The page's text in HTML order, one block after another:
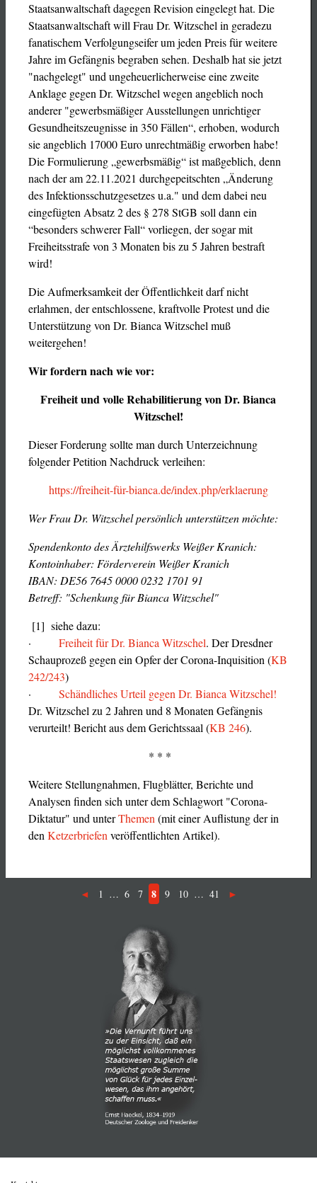
Staatsanwaltschaft dagegen Revision eingelegt hat. Die
Staatsanwaltschaft will Frau Dr. Witzschel in geradezu
fanatischem Verfolgungseifer um jeden Preis für weitere
Jahre im Gefängnis begraben sehen. Deshalb hat sie jetzt
"nachgelegt" und ungeheuerlicherweise eine zweite
Anklage gegen Dr. Witzschel wegen angeblich noch
anderer "gewerbsmäßiger Ausstellungen unrichtiger
Gesundheitszeugnisse in 350 Fällen“, erhoben, wodurch
sie angeblich 17000 Euro unrechtmäßig erworben habe!
Die Formulierung „gewerbsmäßig“ ist maßgeblich, denn
nach der am 22.11.2021 durchgepeitschten „Änderung
des Infektionsschutzgesetzes u.a." und dem dabei neu
eingefügten Absatz 2 des § 278 StGB soll dann ein
“besonders schwerer Fall“ vorliegen, der sogar mit
Freiheitsstrafe von 3 Monaten bis zu 5 Jahren bestraft
wird!
Die Aufmerksamkeit der Öffentlichkeit darf nicht
erlahmen, der entschlossene, kraftvolle Protest und die
Unterstützung von Dr. Bianca Witzschel muß
weitergehen!
Wir fordern nach wie vor:
Freiheit und volle Rehabilitierung von Dr. Bianca
Witzschel!
Dieser Forderung sollte man durch Unterzeichnung
folgender Petition Nachdruck verleihen:
https://freiheit-für-bianca.de/index.php/erklaerung
Wer Frau Dr. Witzschel persönlich unterstützen möchte:
Spendenkonto des Ärztehilfswerks Weißer Kranich:
Kontoinhaber: Förderverein Weißer Kranich
IBAN: DE56 7645 0000 0232 1701 91
Betreff: "Schenkung für Bianca Witzschel"
[1] siehe dazu:
· Freiheit für Dr. Bianca Witzschel. Der Dresdner
Schauprozeß gegen ein Opfer der Corona-Inquisition (KB
242/243)
· Schändliches Urteil gegen Dr. Bianca Witzschel!
Dr. Witzschel zu 2 Jahren und 8 Monaten Gefängnis
verurteilt! Bericht aus dem Gerichtssaal (KB 246).
* * *
Weitere Stellungnahmen, Flugblätter, Berichte und
Analysen finden sich unter dem Schlagwort "Corona-
Diktatur" und unterThemen(mit einer Auflistung der in
denKetzerbriefenveröffentlichten Artikel).
1 … 6 7 8 9 10 … 41